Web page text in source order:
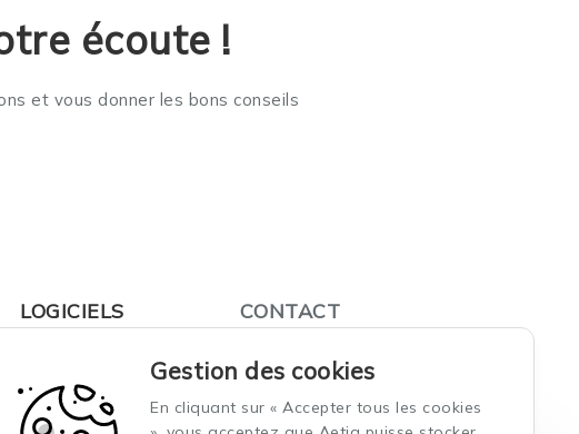
écoute !
et vous donner les bons conseils
Gestion des cookies
En cliquant sur « Accepter tous les cookies
LOGICIELS
Pennylane
CONTACT
02 97 87 09 88
Venus Celtic Submarine 2